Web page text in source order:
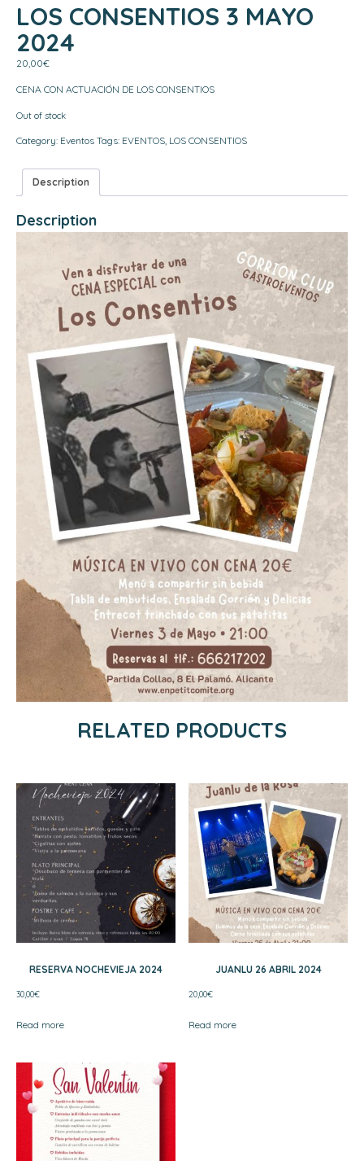
LOS CONSENTIOS 3 MAYO
2024
20,00€
CENA CON ACTUACIÓN DE LOS CONSENTIOS
Out of stock
Category: Eventos Tags: EVENTOS, LOS CONSENTIOS
Description
Description
RELATED PRODUCTS
RESERVA NOCHEVIEJA 2024
30,00€
Read more
JUANLU 26 ABRIL 2024
20,00€
Read more